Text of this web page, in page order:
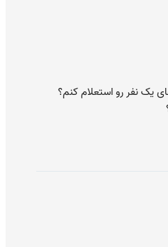
یک نفر رو استعلام کنم؟